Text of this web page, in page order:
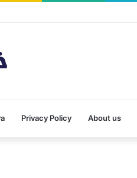
Privacy Policy About us